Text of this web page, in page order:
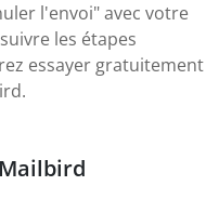
l'envoi" avec votre
les étapes
essayer gratuitement